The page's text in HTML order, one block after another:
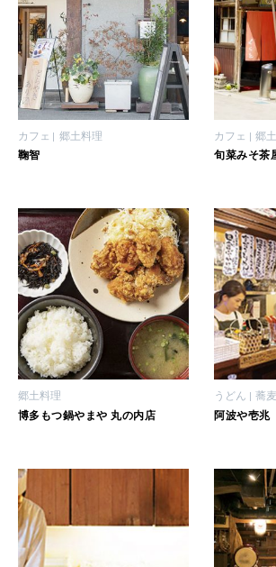
2026年7月号「鎌倉 ローカルが 教えてくれ
2026年6月号「大銀座 トレンドが生まれる
2026年5月号「“大好き”に出会い
2026年4月号「未来をつくる、学びの
2026年2月号「良運を掴む 新・開
2026年1月号「猫がいれば、
2025年12月号「お酒の新常識
MAGAZINE
FOLLOW US!
カフェ 郷土料理
鞠智
カフェ 郷
旬菜みそ茶
郷土料理
博多もつ鍋やまや 丸の内店
うどん 蕎麦
阿波や壱兆